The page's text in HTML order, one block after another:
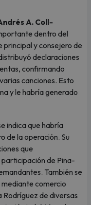
A. Coll-
dentro del
y consejero de
declaraciones
confirmando
canciones. Esto
y le habría generado
indica que habría
de la operación. Su
que
de Pina-
También se
comercio
de diversas